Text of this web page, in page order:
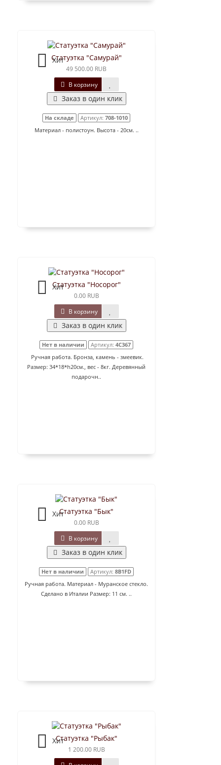
Хит
Статуэтка "Самурай"
49 500.00 RUB
В корзину
Заказ в один клик
На складе Артикул: 708-1010
Материал - полистоун. Высота - 20см. ..
Хит
Статуэтка "Носорог"
0.00 RUB
В корзину
Заказ в один клик
Нет в наличии Артикул: 4C367
Ручная работа. Бронза, камень - змеевик.
Размер: 34*18*h20см., вес - 8кг. Деревянный
подарочн..
ХитСтатуэтка "Бык"
0.00 RUB
В корзину
Заказ в один клик
Нет в наличии Артикул: 8B1FD
Ручная работа. Материал - Муранское стекло.
Сделано в Италии Размер: 11 см. ..
Хит
Статуэтка "Рыбак"
1 200.00 RUB